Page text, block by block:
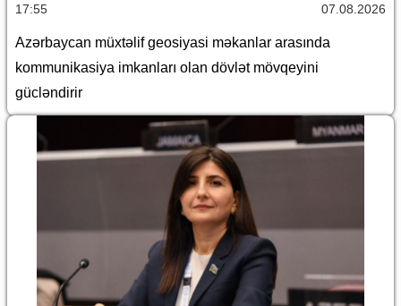
17:55 07.08.2026
Azərbaycan müxtəlif geosiyasi məkanlar arasında
kommunikasiya imkanları olan dövlət mövqeyini
gücləndirir